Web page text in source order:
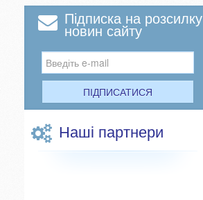
Підписка на розсилку
новин сайту
ПІДПИСАТИСЯ
Наші партнери